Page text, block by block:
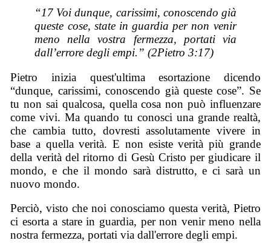
“17 Voi dunque, carissimi, conoscendo già
queste cose, state in guardia per non venir
meno nella vostra fermezza, portati via
dall’errore degli empi.” (2Pietro 3:17)
Pietro inizia quest'ultima esortazione dicendo
“dunque, carissimi, conoscendo già queste cose”. Se
tu non sai qualcosa, quella cosa non può influenzare
come vivi. Ma quando tu conosci una grande realtà,
che cambia tutto, dovresti assolutamente vivere in
base a quella verità. E non esiste verità più grande
della verità del ritorno di Gesù Cristo per giudicare il
mondo, e che il mondo sarà distrutto, e ci sarà un
nuovo mondo.
Perciò, visto che noi conosciamo questa verità, Pietro
ci esorta a stare in guardia, per non venir meno nella
nostra fermezza, portati via dall'errore degli empi.